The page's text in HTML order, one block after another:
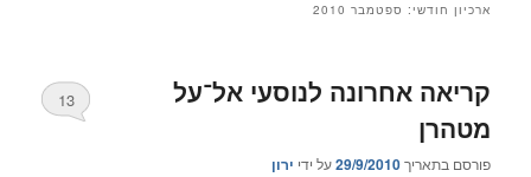
ארכיון חודשי: ספטמבר 2010
קריאה אחרונה לנוסעי אל־על
מטהרן
פורסם בתאריך29/9/2010על ידי ירון
13